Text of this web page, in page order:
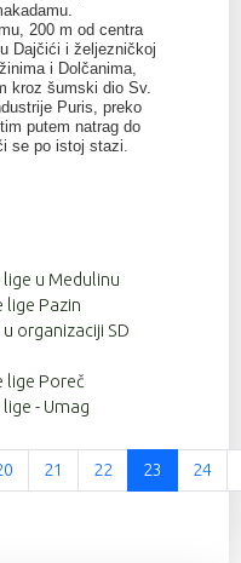
200 m od centra
Dajčići i željezničkoj
i Dolčanima,
kroz šumski dio Sv.
Puris, preko
putem natrag do
se po istoj stazi.
u Medulinu
lige Pazin
organizaciji SD
lige Poreč
- Umag
Stranica 23 od 37
21 22 23 24